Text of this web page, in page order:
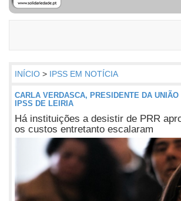
INÍCIO > IPSS EM NOTÍCIA
CARLA VERDASCA, PRESIDENTE DA UNIÃO
IPSS DE LEIRIA
Há instituições a desistir de PRR
os custos entretanto escalaram